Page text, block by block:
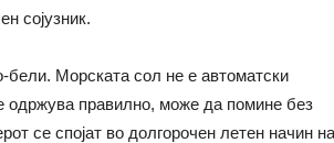
сојузник.
бели. Морската сол не е автоматски
одржува правилно, може да помине без
се спојат во долгорочен летен начин на